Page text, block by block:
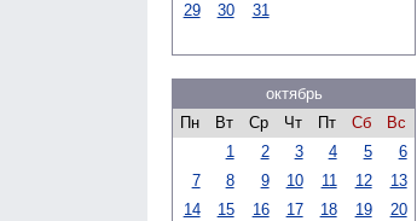
29
30 31
октябрь
Пн
Вт Ср Чт Пт Сб
Вс
1
2 3 4 5
6
7
8 9 10 11 12
13
14
15 16 17 18 19
20